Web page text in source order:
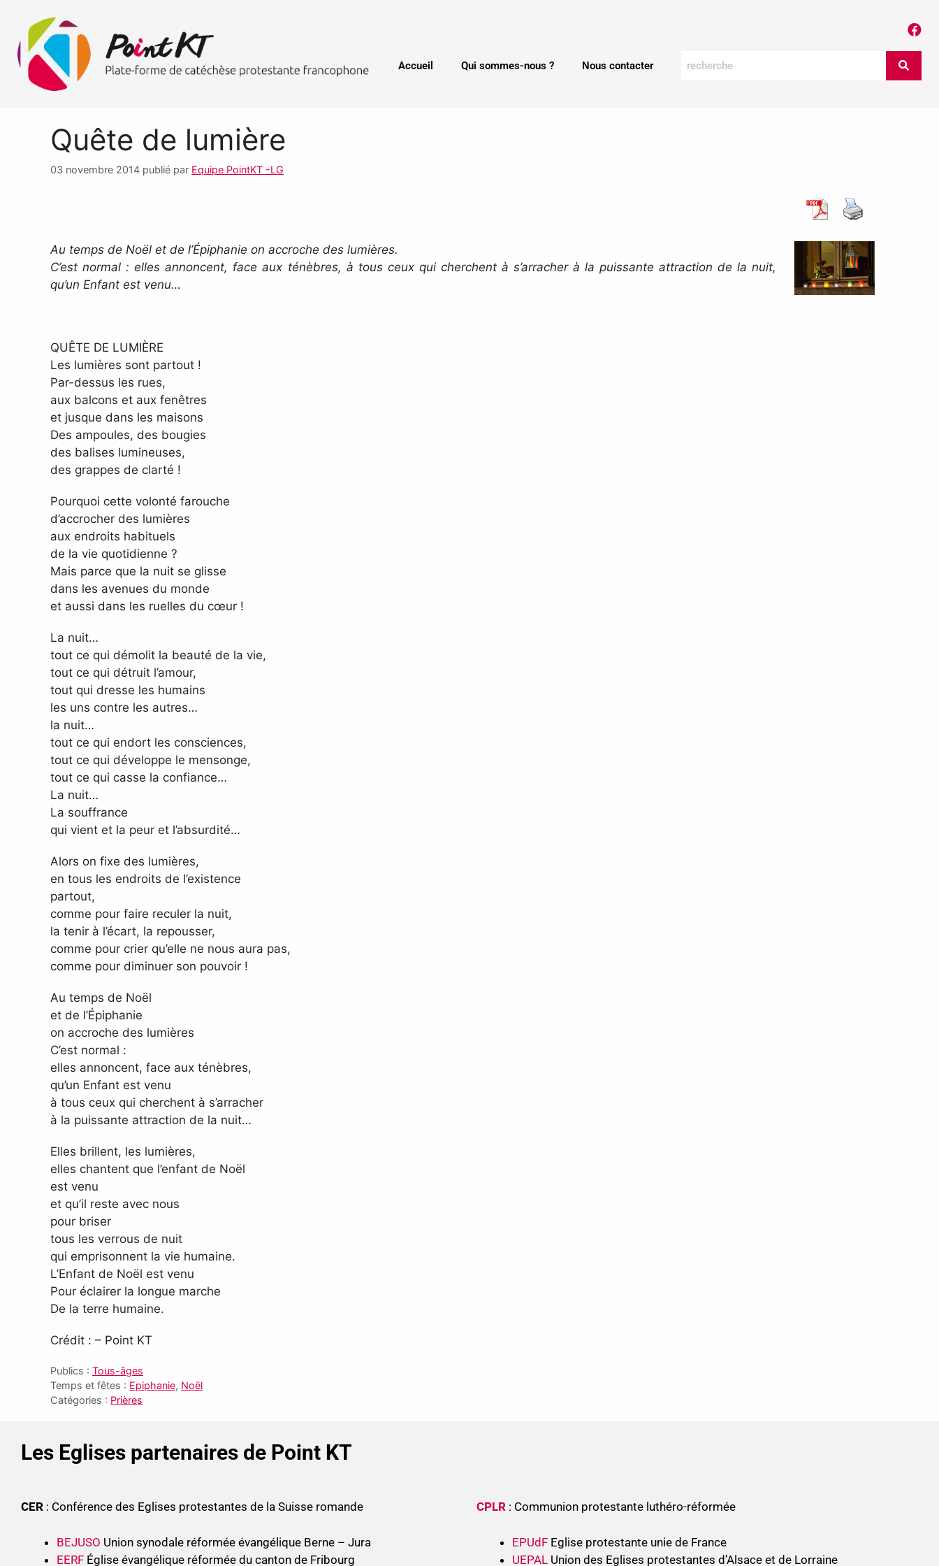
Accueil Qui sommes-nous ? Nous contacter
Quête de lumière
03 novembre 2014 publié par Equipe PointKT -LG
Au temps de Noël et de l’Épiphanie on accroche des lumières.
C’est normal : elles annoncent, face aux ténèbres, à tous ceux qui cherchent à s’arracher à la puissante attraction de la nuit,
qu’un Enfant est venu…
QUÊTE DE LUMIÈRE
Les lumières sont partout !
Par-dessus les rues,
aux balcons et aux fenêtres
et jusque dans les maisons
Des ampoules, des bougies
des balises lumineuses,
des grappes de clarté !
Pourquoi cette volonté farouche
d’accrocher des lumières
aux endroits habituels
de la vie quotidienne ?
Mais parce que la nuit se glisse
dans les avenues du monde
et aussi dans les ruelles du cœur !
La nuit…
tout ce qui démolit la beauté de la vie,
tout ce qui détruit l’amour,
tout qui dresse les humains
les uns contre les autres…
la nuit…
tout ce qui endort les consciences,
tout ce qui développe le mensonge,
tout ce qui casse la confiance…
La nuit…
La souffrance
qui vient et la peur et l’absurdité…
Alors on fixe des lumières,
en tous les endroits de l’existence
partout,
comme pour faire reculer la nuit,
la tenir à l’écart, la repousser,
comme pour crier qu’elle ne nous aura pas,
comme pour diminuer son pouvoir !
Au temps de Noël
et de l’Épiphanie
on accroche des lumières
C’est normal :
elles annoncent, face aux ténèbres,
qu’un Enfant est venu
à tous ceux qui cherchent à s’arracher
à la puissante attraction de la nuit…
Elles brillent, les lumières,
elles chantent que l’enfant de Noël
est venu
et qu’il reste avec nous
pour briser
tous les verrous de nuit
qui emprisonnent la vie humaine.
L’Enfant de Noël est venu
Pour éclairer la longue marche
De la terre humaine.
Crédit : – Point KT
Publics : Tous-âges
Temps et fêtes : Epiphanie, Noël
Catégories : Prières
Les Eglises partenaires de Point KT
CER : Conférence des Eglises protestantes de la Suisse romande
BEJUSO Union synodale réformée évangélique Berne – Jura
EERF Église évangélique réformée du canton de Fribourg
CPLR : Communion protestante luthéro-réformée
EPUdF Eglise protestante unie de France
UEPAL Union des Eglises protestantes d’Alsace et de Lorraine